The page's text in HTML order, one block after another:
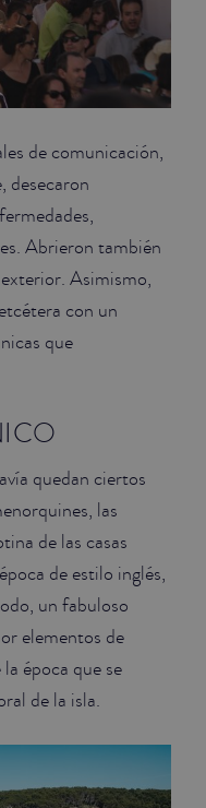
de comunicación,
desecaron
Abrieron también
Asimismo,
con un
que
quedan ciertos
las
de las casas
de estilo inglés,
un fabuloso
elementos de
época que se
de la isla.